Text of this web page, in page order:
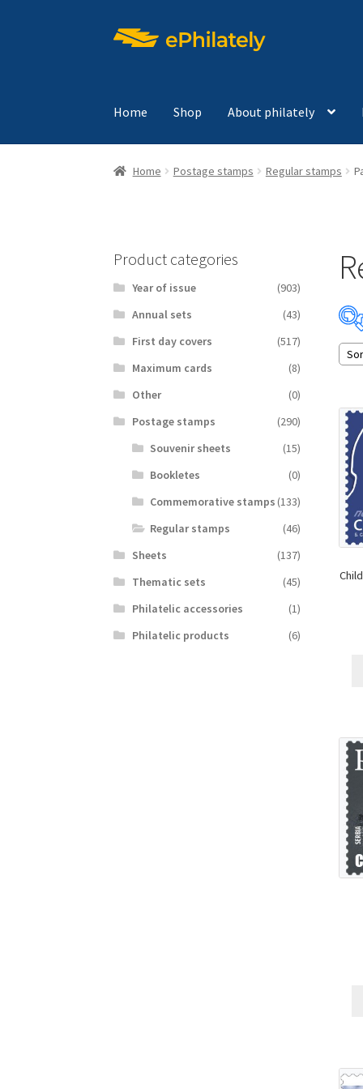
Skip
Skip
Home Shop About philately
Home Postage stamps Regular stamps
Product categories
Year of issue
(903)
Аnnual sets
(43)
First day covers
(517)
Maximum cards
(8)
Other
(0)
Postage stamps
(290)
Souvenir sheets
(15)
Bookletes
(0)
Commemorative stamps (133)
Regular stamps
(46)
Sheets
(137)
Thematic sets
(45)
Philatelic accessories
(1)
Philatelic products
(6)